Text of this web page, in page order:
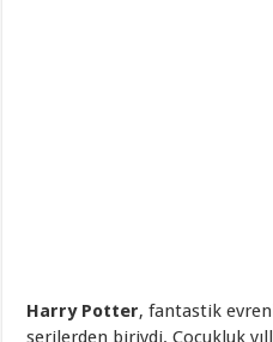
Harry Potter, fantastik
serilerden biriydi. Çocukluk